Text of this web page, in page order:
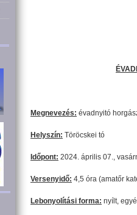
Megnevezés: évadnyitó
Helyszín: Töröcskei tó
Időpont: 2024. április 07.,
Versenyidő: 4,5 óra (amatőr
Lebonyolítási forma: nyílt,